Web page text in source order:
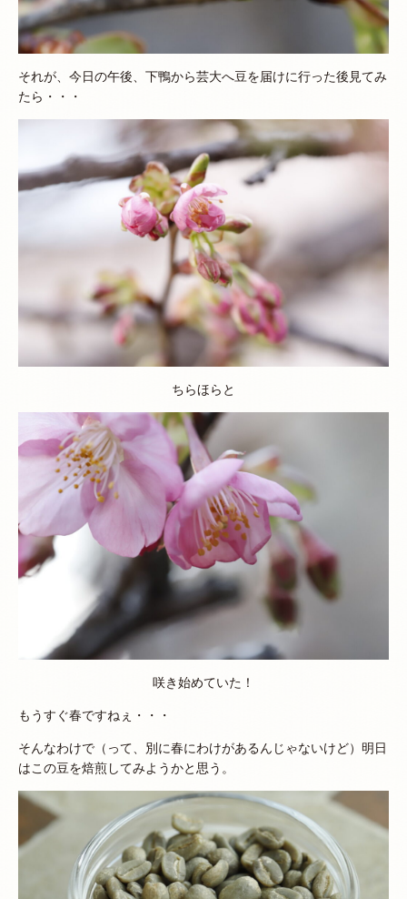
それが、今日の午後、下鴨から芸大へ豆を届けに行った後見てみ
たら・・・
ちらほらと
咲き始めていた！
もうすぐ春ですねぇ・・・
そんなわけで（って、別に春にわけがあるんじゃないけど）明日
はこの豆を焙煎してみようかと思う。